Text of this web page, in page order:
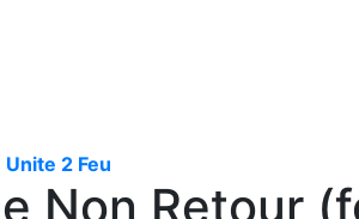
Unite 2 Feu
Non Retour